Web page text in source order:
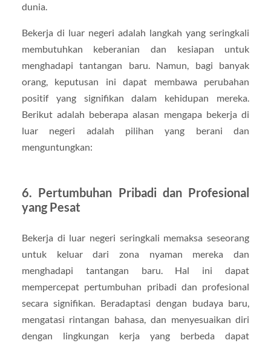
dunia.
Bekerja di luar negeri adalah langkah yang seringkali
membutuhkan keberanian dan kesiapan untuk
menghadapi tantangan baru. Namun, bagi banyak
orang, keputusan ini dapat membawa perubahan
positif yang signifikan dalam kehidupan mereka.
Berikut adalah beberapa alasan mengapa bekerja di
luar negeri adalah pilihan yang berani dan
menguntungkan:
6. Pertumbuhan Pribadi dan Profesional
yang Pesat
Bekerja di luar negeri seringkali memaksa seseorang
untuk keluar dari zona nyaman mereka dan
menghadapi tantangan baru. Hal ini dapat
mempercepat pertumbuhan pribadi dan profesional
secara signifikan. Beradaptasi dengan budaya baru,
mengatasi rintangan bahasa, dan menyesuaikan diri
dengan lingkungan kerja yang berbeda dapat